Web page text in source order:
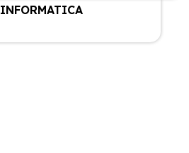
INFORMATICA